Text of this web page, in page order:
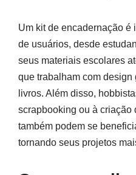
Um kit de encadernação é
de usuários, desde
seus materiais escolares
que trabalham com design
livros. Além disso,
scrapbooking ou à
também podem se
tornando seus projetos